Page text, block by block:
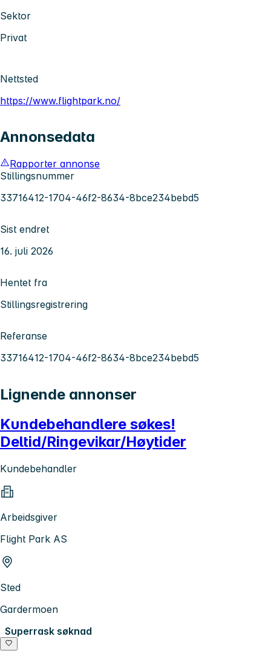
Sektor
Privat
Nettsted
https://www.flightpark.no/
Annonsedata
Rapporter annonse
Stillingsnummer
33716412-1704-46f2-8634-8bce234bebd5
Sist endret
16. juli 2026
Hentet fra
Stillingsregistrering
Referanse
33716412-1704-46f2-8634-8bce234bebd5
Lignende annonser
Kundebehandlere søkes!
Deltid/Ringevikar/Høytider
Kundebehandler
Arbeidsgiver
Flight Park AS
Sted
Gardermoen
Superrask søknad